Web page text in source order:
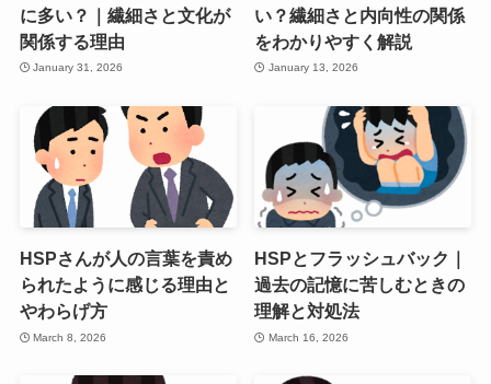
に多い？｜繊細さと文化が
関係する理由
January 31, 2026
い？繊細さと内向性の関係
をわかりやすく解説
January 13, 2026
HSPさんが人の言葉を責め
られたように感じる理由と
やわらげ方
March 8, 2026
HSPとフラッシュバック｜
過去の記憶に苦しむときの
理解と対処法
March 16, 2026